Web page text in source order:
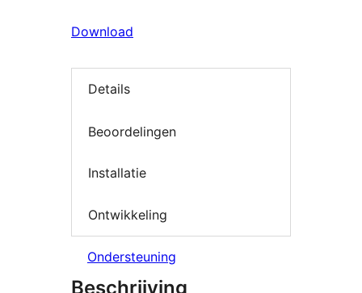
Download
Details
Beoordelingen
Installatie
Ontwikkeling
Ondersteuning
Beschrijving